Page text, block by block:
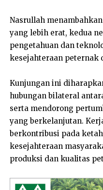
Nasrullah
yang lebih erat, kedua
pengetahuan dan
kesejahteraan peternak
Kunjungan ini
hubungan bilateral
serta mendorong
yang berkelanjutan.
berkontribusi pada
kesejahteraan
produksi dan kualitas